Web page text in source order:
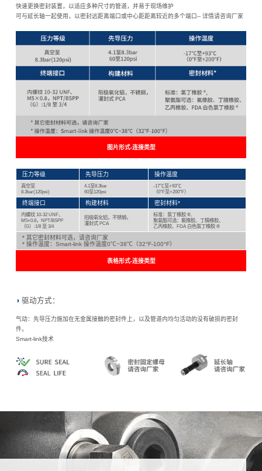
快速更换密封装置，以适应多种尺寸的管道，并易于现场维护
可与延长轴一起使用，以密封远距离端口或中心距距离较近的多个端口-- 详情请咨询厂家
图片形式-连接类型
压力等级 先导压力 操作温度
真空至
8.3bar(120psi)
4.1至8.3bar
60至120psi
-17℃至+93℃
（0°F至+200°F）
终端接口 构建材料 密封材料*
内螺纹 10-32 UNF、
M5×0.8，NPT/BSPP
（G）:1/8 至 3/4
阳极氧化铝，不锈钢，
灌封式 PCA
标准：氯丁橡胶 ®,
聚氨酯可选：氟橡胶、丁腈橡胶、
乙丙橡胶、FDA 白色氯丁橡胶 ®
* 其它密封材料可选，请咨询厂家
* 操作温度：Smart-link 操作温度0℃~38℃（32°F-100°F）
表格形式-连接类型
驱动方式：
气动：先导压力施加在无金属接触的密封件上，以及管道内均匀活动的没有破损的密封
件。
Smart-link技术